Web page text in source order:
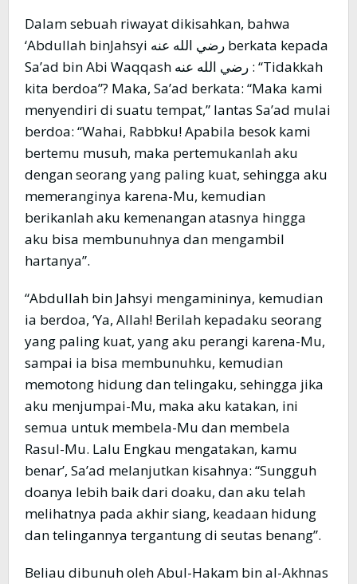
Dalam sebuah riwayat dikisahkan, bahwa
‘Abdullah binJahsyi رضي الله عنه berkata kepada
Sa’ad bin Abi Waqqash رضي الله عنه : “Tidakkah
kita berdoa”? Maka, Sa’ad berkata: “Maka kami
menyendiri di suatu tempat,” lantas Sa’ad mulai
berdoa: “Wahai, Rabbku! Apabila besok kami
bertemu musuh, maka pertemukanlah aku
dengan seorang yang paling kuat, sehingga aku
memeranginya karena-Mu, kemudian
berikanlah aku kemenangan atasnya hingga
aku bisa membunuhnya dan mengambil
hartanya”.
“Abdullah bin Jahsyi mengamininya, kemudian
ia berdoa, ‘Ya, Allah! Berilah kepadaku seorang
yang paling kuat, yang aku perangi karena-Mu,
sampai ia bisa membunuhku, kemudian
memotong hidung dan telingaku, sehingga jika
aku menjumpai-Mu, maka aku katakan, ini
semua untuk membela-Mu dan membela
Rasul-Mu. Lalu Engkau mengatakan, kamu
benar’, Sa’ad melanjutkan kisahnya: “Sungguh
doanya lebih baik dari doaku, dan aku telah
melihatnya pada akhir siang, keadaan hidung
dan telingannya tergantung di seutas benang”.
Beliau dibunuh oleh Abul-Hakam bin al-Akhnas